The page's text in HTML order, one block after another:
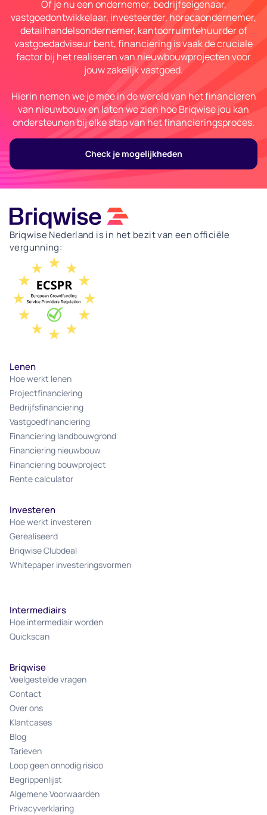
Of je nu een ondernemer, bedrijfseigenaar,
vastgoedontwikkelaar, investeerder, horecaondernemer,
detailhandelsondernemer, kantoorruimtehuurder of
vastgoedadviseur bent, financiering is vaak de cruciale
factor bij het realiseren van nieuwbouwprojecten voor
jouw zakelijk vastgoed.
Hierin nemen we je mee in de wereld van het financieren
van nieuwbouw en laten we zien hoe Briqwise jou kan
ondersteunen bij elke stap van het financieringsproces.
Check je mogelijkheden
Briqwise Nederland is in het bezit van een officiële
vergunning:
Lenen
Hoe werkt lenen
Projectfinanciering
Bedrijfsfinanciering
Vastgoedfinanciering
Financiering landbouwgrond
Financiering nieuwbouw
Financiering bouwproject
Rente calculator
Investeren
Hoe werkt investeren
Gerealiseerd
Briqwise Clubdeal
Whitepaper investeringsvormen
Intermediairs
Hoe intermediair worden
Quickscan
Briqwise
Veelgestelde vragen
Contact
Over ons
Klantcases
Blog
Tarieven
Loop geen onnodig risico
Begrippenlijst
Algemene Voorwaarden
Privacyverklaring